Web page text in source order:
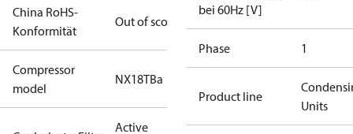
China RoHS-
Konformität
Out of scope
Compressor
model
NX18TBa
Active
bei 60Hz [V]
Phase 1
Product line
Units